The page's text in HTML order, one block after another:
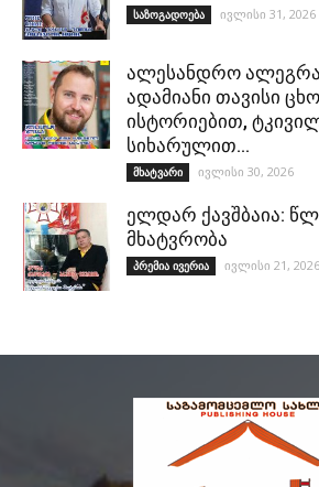
საზოგადოება ივლისი 31, 2026
ალესანდრო
ადამიანი თავისი
ისტორიებით,
სიხარულით…
მხატვარი ივლისი 30, 2026
ელდარ ქავშბაია:
მხატვრობა
პრემია ივერია ივლისი 21, 2026